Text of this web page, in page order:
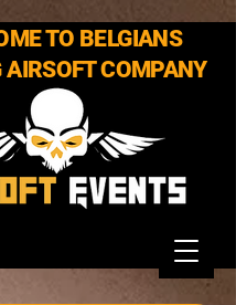
TO BELGIANS
AIRSOFT COMPANY